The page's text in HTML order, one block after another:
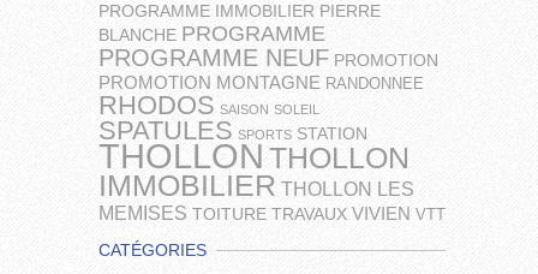
PROGRAMME IMMOBILIER PIERRE
BLANCHE PROGRAMME
PROGRAMME NEUF PROMOTION
PROMOTION MONTAGNE RANDONNEE
RHODOS SAISON SOLEIL
SPATULES SPORTS STATION
THOLLON THOLLON
IMMOBILIER THOLLON LES
MEMISES TOITURE TRAVAUX VIVIEN VTT
CATÉGORIES